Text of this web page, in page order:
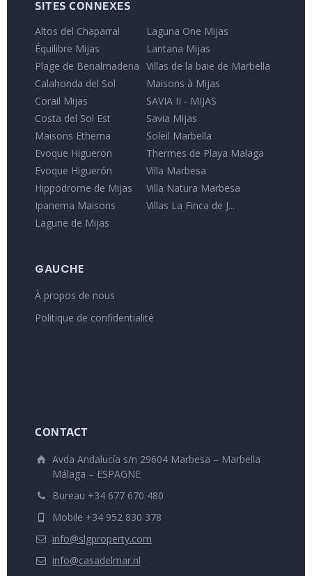
SITES CONNEXES
Altos del Chaparral
Équilibre Mijas
Plage de Benalmadena
Calahonda del Sol
Corail Mijas
Costa del Sol Est
Maisons Etherna
Evoque Higueron
Evoque Higuerón
Hippodrome de Mijas
Ipanema Maisons
Lagune de Mijas
Laguna One Mijas
Lantana Mijas
Villas de la baie de Marbella
Maisons à Mijas
SAVIA II - MIJAS
Savia Mijas
Soleil Marbella
Thermes de Playa Malaga
Villa Marbesa
Villa Natura Marbesa
Villas La Finca de J...
GAUCHE
À propos de nous
Politique de confidentialité
CONTACT
Avda Andalucía s/n 29604 Marbesa – Marbella
Málaga – ESPAGNE
Bureau +34 677 670 480
Mobile +34 952 830 378
info@slgproperty.com
info@casadelmar.nl